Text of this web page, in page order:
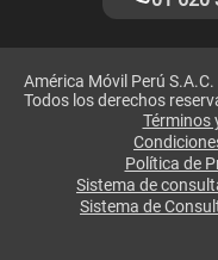
América Móvil Perú
Todos los derechos
Términos
Política de
Sistema de
Sistema de